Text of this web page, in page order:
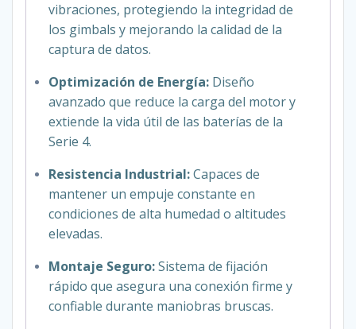
vibraciones, protegiendo la integridad de
los gimbals y mejorando la calidad de la
captura de datos.
Optimización de Energía: Diseño
avanzado que reduce la carga del motor y
extiende la vida útil de las baterías de la
Serie 4.
Resistencia Industrial:Capaces de
mantener un empuje constante en
condiciones de alta humedad o altitudes
elevadas.
Montaje Seguro:Sistema de fijación
rápido que asegura una conexión firme y
confiable durante maniobras bruscas.